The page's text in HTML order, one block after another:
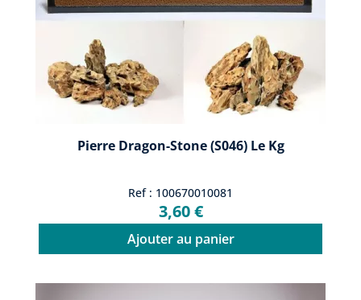
Pierre Dragon-Stone (S046) Le Kg
Ref : 100670010081
3,60 €
Ajouter au panier